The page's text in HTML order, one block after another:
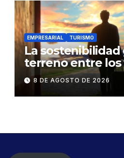
EMPRESARIAL TURISMO
La sostenibilidad
terreno entre los
negocios
8 DE AGOSTO DE 2026